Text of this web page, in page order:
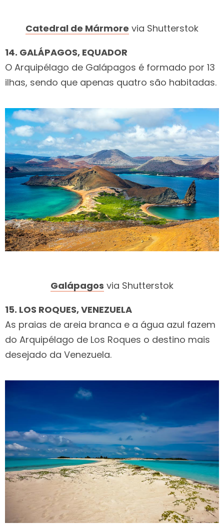
Catedral de Mármore via Shutterstok
14. GALÁPAGOS, EQUADOR
O Arquipélago de Galápagos é formado por 13
ilhas, sendo que apenas quatro são habitadas.
Galápagos via Shutterstok
15. LOS ROQUES, VENEZUELA
As praias de areia branca e a água azul fazem
do Arquipélago de Los Roques o destino mais
desejado da Venezuela.